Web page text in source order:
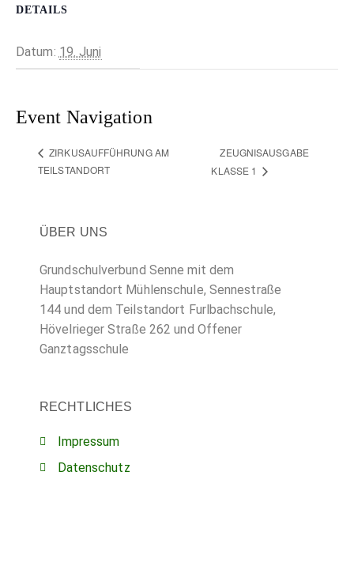
DETAILS
Datum: 19. Juni
Event Navigation
ZIRKUSAUFFÜHRUNG AM
TEILSTANDORT
ZEUGNISAUSGABE
KLASSE 1
ÜBER UNS
Grundschulverbund Senne mit dem
Hauptstandort Mühlenschule, Sennestraße
144 und dem Teilstandort Furlbachschule,
Hövelrieger Straße 262 und Offener
Ganztagsschule
RECHTLICHES
Impressum
Datenschutz